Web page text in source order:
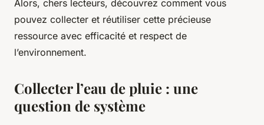
Alors, chers lecteurs, découvrez comment vous
pouvez collecter et réutiliser cette précieuse
ressource avec efficacité et respect de
l’environnement.
Collecter l’eau de pluie : une
question de système